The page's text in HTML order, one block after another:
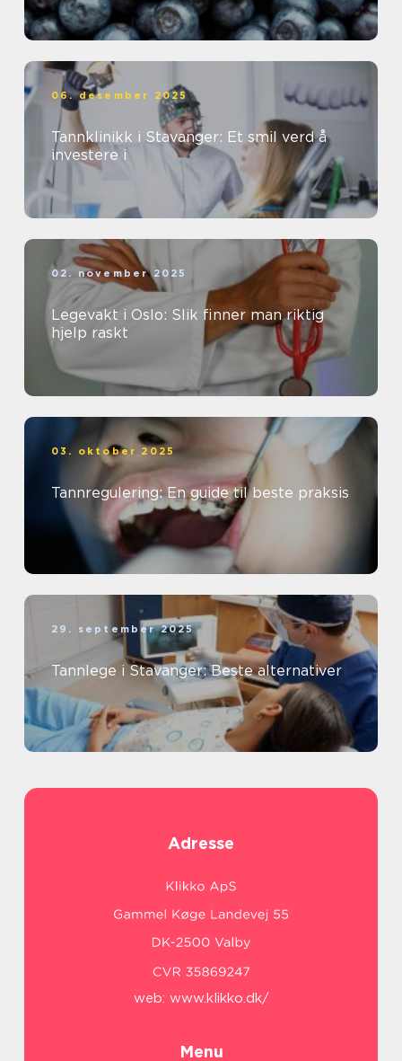
06. desember 2025
Tannklinikk i Stavanger: Et smil verd å
investere i
02. november 2025
Legevakt i Oslo: Slik finner man riktig
hjelp raskt
03. oktober 2025
Tannregulering: En guide til beste praksis
29. september 2025
Tannlege i Stavanger: Beste alternativer
Adresse
web: www.klikko.dk/
Menu